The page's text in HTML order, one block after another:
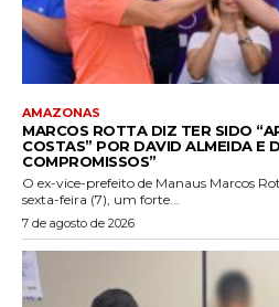
AMAZONAS
MARCOS ROTTA DIZ TER SIDO
COSTAS” POR DAVID ALMEIDA E
COMPROMISSOS”
O ex-vice-prefeito de Manaus Marcos
sexta-feira (7), um forte...
7 de agosto de 2026